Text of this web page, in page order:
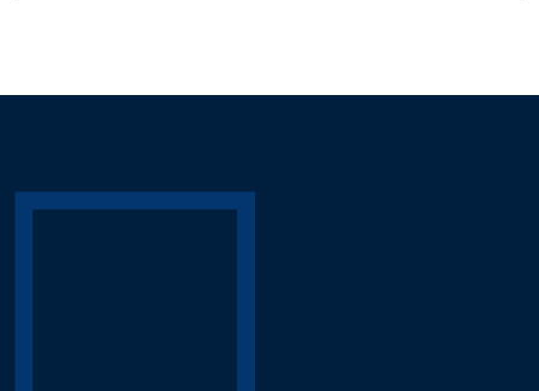
massa